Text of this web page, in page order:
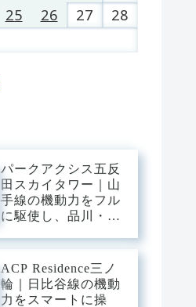
25 26 27
28
パークアクシス五反
田スカイタワー｜山
手線の機動力をフル
に駆使し、品川・渋
黒川のほとりに輝
く、タワーの解放感
と静穏を纏うプレミ
アム・ベース。
ACP Residence三ノ
輪｜日比谷線の機動
力をスマートに操